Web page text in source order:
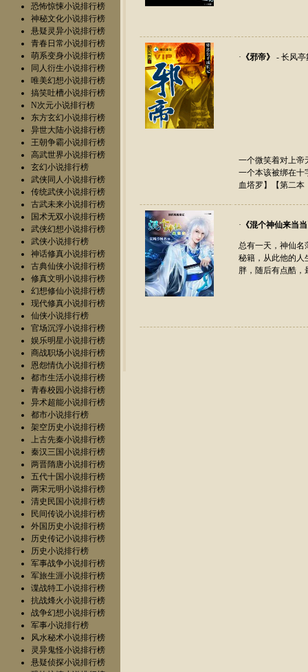
恐怖惊悚小说排行榜
神秘文化小说排行榜
悬疑灵异小说排行榜
青春日常小说排行榜
萌系变身小说排行榜
同人衍生小说排行榜
唯美幻想小说排行榜
搞笑吐槽小说排行榜
N次元小说排行榜
东方玄幻小说排行榜
异世大陆小说排行榜
王朝争霸小说排行榜
高武世界小说排行榜
玄幻小说排行榜
武侠同人小说排行榜
传统武侠小说排行榜
古武未来小说排行榜
国术无双小说排行榜
武侠幻想小说排行榜
武侠小说排行榜
神话修真小说排行榜
古典仙侠小说排行榜
修真文明小说排行榜
幻想修仙小说排行榜
现代修真小说排行榜
仙侠小说排行榜
官场沉浮小说排行榜
娱乐明星小说排行榜
商战职场小说排行榜
恩怨情仇小说排行榜
都市生活小说排行榜
青春校园小说排行榜
异术超能小说排行榜
都市小说排行榜
架空历史小说排行榜
上古先秦小说排行榜
秦汉三国小说排行榜
两晋隋唐小说排行榜
五代十国小说排行榜
两宋元明小说排行榜
清史民国小说排行榜
民间传说小说排行榜
外国历史小说排行榜
历史传记小说排行榜
历史小说排行榜
军事战争小说排行榜
军旅生涯小说排行榜
谍战特工小说排行榜
抗战烽火小说排行榜
战争幻想小说排行榜
军事小说排行榜
风水秘术小说排行榜
灵异鬼怪小说排行榜
悬疑侦探小说排行榜
· 《邪帝》 - 长风亭
一个微笑着对上帝
一个本该被绑在十
血塔罗 】【第二本
· 《混个神仙来当当
总有一天，神仙
秘籍，从此他的人
胖，随后有点酷